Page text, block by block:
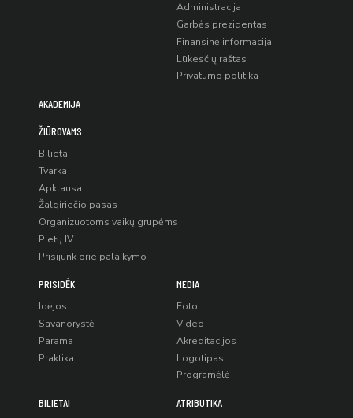
Administracija
Garbės prezidentas
Finansinė informacija
Lūkesčių raštas
Privatumo politika
AKADEMIJA
ŽIŪROVAMS
Bilietai
Tvarka
Apklausa
Žalgiriečio pasas
Organizuotoms vaikų grupėms
Pietų IV
Prisijunk prie palaikymo
PRISIDĖK
Idėjos
Savanorystė
Parama
Praktika
MEDIA
Foto
Video
Akreditacijos
Logotipas
Programėlė
BILIETAI ATRIBUTIKA